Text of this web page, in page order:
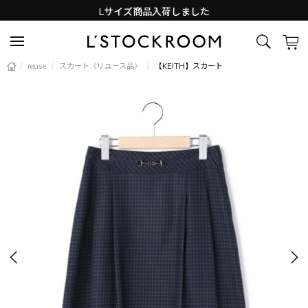
Lサイズ商品入荷しました
/ reuse / スカート〈リユース品〉 / 【KEITH】スカート